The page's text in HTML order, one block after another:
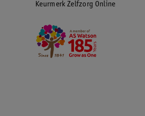
Keurmerk Zelfzorg Online